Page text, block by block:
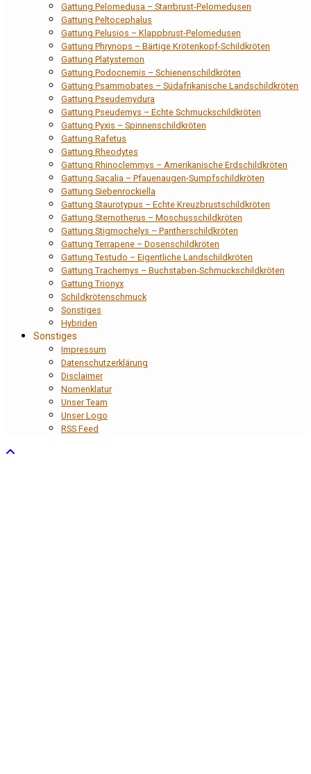
Gattung Pelomedusa – Starrbrust-Pelomedusen
Gattung Peltocephalus
Gattung Pelusios – Klappbrust-Pelomedusen
Gattung Phrynops – Bärtige Krötenkopf-Schildkröten
Gattung Platysternon
Gattung Podocnemis – Schienenschildkröten
Gattung Psammobates – Südafrikanische Landschildkröten
Gattung Pseudemydura
Gattung Pseudemys – Echte Schmuckschildkröten
Gattung Pyxis – Spinnenschildkröten
Gattung Rafetus
Gattung Rheodytes
Gattung Rhinoclemmys – Amerikanische Erdschildkröten
Gattung Sacalia – Pfauenaugen-Sumpfschildkröten
Gattung Siebenrockiella
Gattung Staurotypus – Echte Kreuzbrustschildkröten
Gattung Sternotherus – Moschusschildkröten
Gattung Stigmochelys – Pantherschildkröten
Gattung Terrapene – Dosenschildkröten
Gattung Testudo – Eigentliche Landschildkröten
Gattung Trachemys – Buchstaben-Schmuckschildkröten
Gattung Trionyx
Schildkrötenschmuck
Sonstiges
Hybriden
Sonstiges
Impressum
Datenschutzerklärung
Disclaimer
Nomenklatur
Unser Team
Unser Logo
RSS Feed